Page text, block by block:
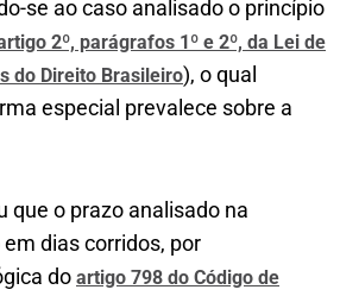
se ao caso analisado o princípio
2º, parágrafos 1º e 2º, da Lei de
do Direito Brasileiro), o qual
especial prevalece sobre a
que o prazo analisado na
dias corridos, por
do artigo 798 do Código de